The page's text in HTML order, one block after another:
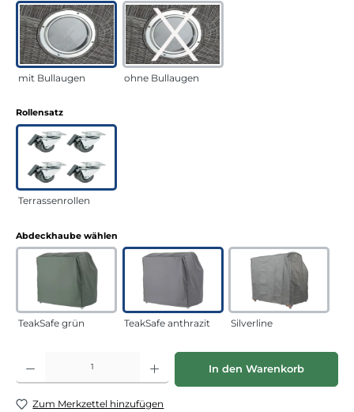
mit Bullaugen ohne Bullaugen
Rollensatzauswählen
Terrassenrollen
Abdeckhaube wählen
TeakSafe grün TeakSafe anthrazit Silverline
Produkt Anzahl: Gib den gewünschten Wert ein oder benutze die
In den Warenkorb
Zum Merkzettel hinzufügen